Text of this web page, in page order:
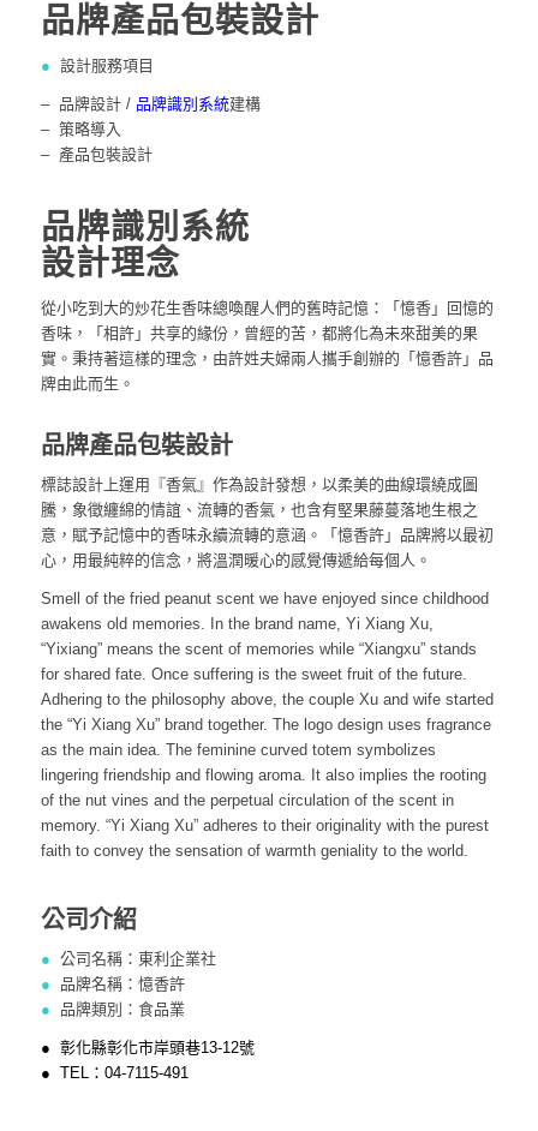
品牌產品包裝設計
● 設計服務項目
– 品牌設計 / 品牌識別系統建構
– 策略導入
– 產品包裝設計
品牌識別系統
設計理念
從小吃到大的炒花生香味總喚醒人們的舊時記憶：「憶香」回憶的
香味，「相許」共享的緣份，曾經的苦，都將化為未來甜美的果
實。秉持著這樣的理念，由許姓夫婦兩人攜手創辦的「憶香許」品
牌由此而生。
品牌產品包裝設計
標誌設計上運用『香氣』作為設計發想，以柔美的曲線環繞成圖
騰，象徵纏綿的情誼、流轉的香氣，也含有堅果藤蔓落地生根之
意，賦予記憶中的香味永續流轉的意涵。「憶香許」品牌將以最初
心，用最純粹的信念，將溫潤暖心的感覺傳遞給每個人。
Smell of the fried peanut scent we have enjoyed since childhood
awakens old memories. In the brand name, Yi Xiang Xu,
“Yixiang” means the scent of memories while “Xiangxu” stands
for shared fate. Once suffering is the sweet fruit of the future.
Adhering to the philosophy above, the couple Xu and wife started
the “Yi Xiang Xu” brand together. The logo design uses fragrance
as the main idea. The feminine curved totem symbolizes
lingering friendship and flowing aroma. It also implies the rooting
of the nut vines and the perpetual circulation of the scent in
memory. “Yi Xiang Xu” adheres to their originality with the purest
faith to convey the sensation of warmth geniality to the world.
公司介紹
● 公司名稱：東利企業社
● 品牌名稱：憶香許
● 品牌類別：食品業
● 彰化縣彰化市岸頭巷13-12號
● TEL：04-7115-491